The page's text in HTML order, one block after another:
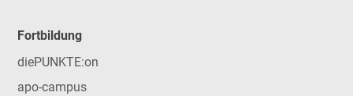
Fortbildung
diePUNKTE:on
apo-campus